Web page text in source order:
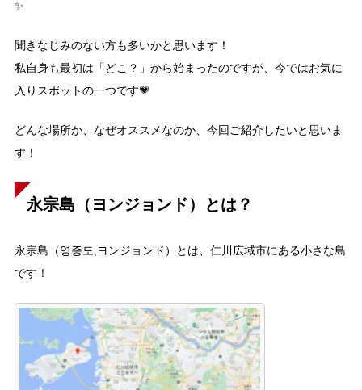
✨
聞きなじみのない方も多いかと思います！
私自身も最初は「どこ？」から始まったのですが、今ではお気に
入りスポットの一つです💗
どんな場所か、なぜオススメなのか、今回ご紹介したいと思いま
す！
永宗島（ヨンジョンド）とは？
永宗島（영종도,ヨンジョンド）とは、仁川広域市にある小さな島
です！